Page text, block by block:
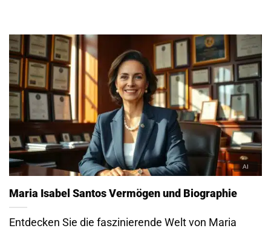
Maria Isabel Santos Vermögen und Biographie
Entdecken Sie die faszinierende Welt von Maria